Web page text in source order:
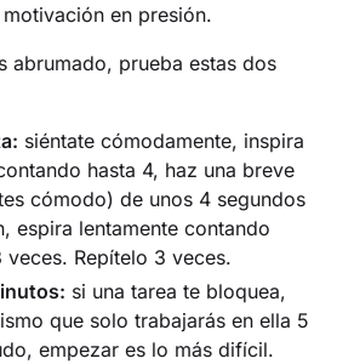
en presión.
abrumado, prueba estas dos
siéntate cómodamente, inspira
hasta 4, haz una breve
cómodo) de unos 4 segundos
espira lentamente contando
veces. Repítelo 3 veces.
si una tarea te bloquea,
que solo trabajarás en ella 5
empezar es lo más difícil.